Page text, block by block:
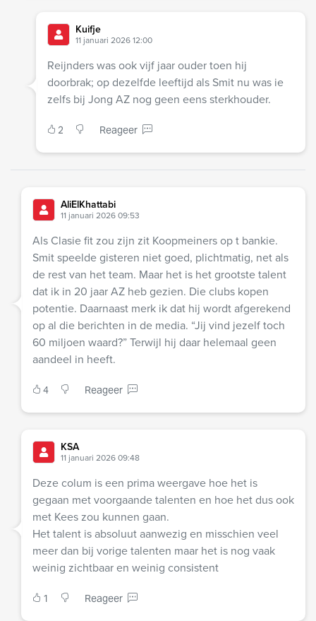
Kuifje
11 januari 2026 12:00
Reijnders was ook vijf jaar ouder toen hij
doorbrak; op dezelfde leeftijd als Smit nu was ie
zelfs bij Jong AZ nog geen eens sterkhouder.
2 Reageer
AliElKhattabi
11 januari 2026 09:53
Als Clasie fit zou zijn zit Koopmeiners op t bankie.
Smit speelde gisteren niet goed, plichtmatig, net als
de rest van het team. Maar het is het grootste talent
dat ik in 20 jaar AZ heb gezien. Die clubs kopen
potentie. Daarnaast merk ik dat hij wordt afgerekend
op al die berichten in de media. “Jij vind jezelf toch
60 miljoen waard?” Terwijl hij daar helemaal geen
aandeel in heeft.
4 Reageer
KSA
11 januari 2026 09:48
Deze colum is een prima weergave hoe het is
gegaan met voorgaande talenten en hoe het dus ook
met Kees zou kunnen gaan.
Het talent is absoluut aanwezig en misschien veel
meer dan bij vorige talenten maar het is nog vaak
weinig zichtbaar en weinig consistent
1 Reageer